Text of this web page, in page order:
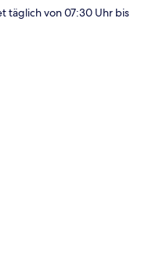
täglich von 07:30 Uhr bis